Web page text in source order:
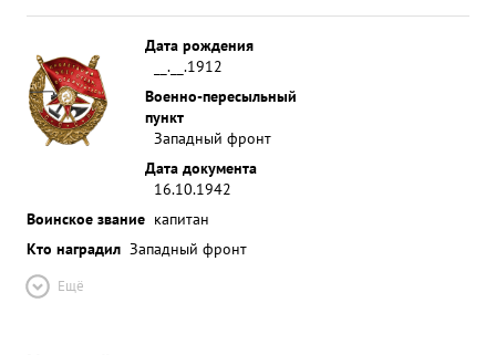
Дата рождения
__.__.1912
Военно-пересыльный
пункт
Западный фронт
Дата документа
16.10.1942
Воинское звание капитан
Кто наградил Западный фронт
Ещё